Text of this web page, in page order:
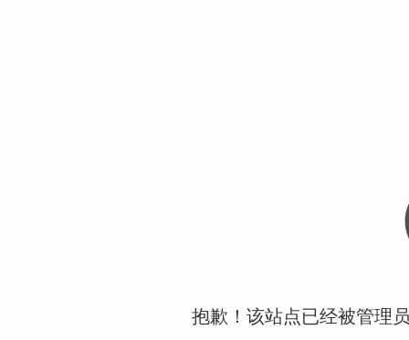
抱歉！该站点已经被管理